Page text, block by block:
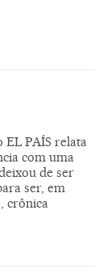
EL PAÍS relata
com uma
de ser
ser, em
crônica